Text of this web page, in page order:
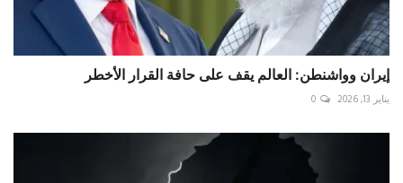
إيران وواشنطن: العالم يقف على حافة القرار الأخطر
يناير 13, 2026 0